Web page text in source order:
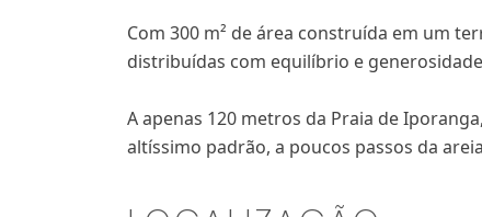
Com 300 m² de área construída em um
distribuídas com equilíbrio e
A apenas 120 metros da Praia de
altíssimo padrão, a poucos passos da